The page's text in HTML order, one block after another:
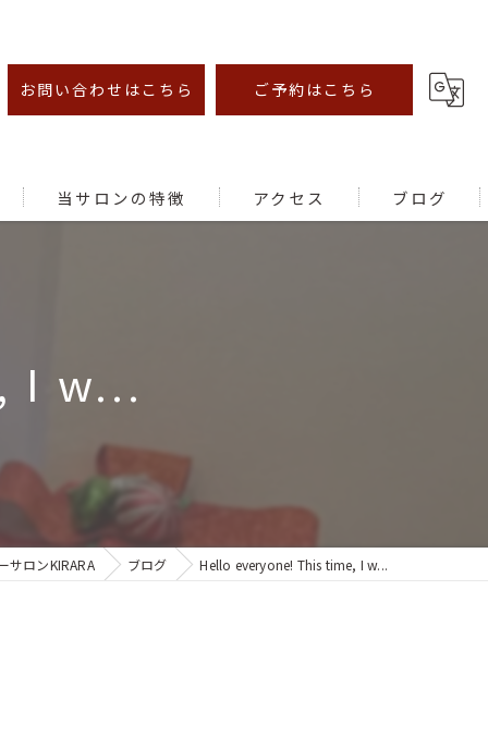
お問い合わせはこちら ご予約はこちら
当サロンの特徴 アクセス ブログ
I w...
サロンKIRARA ブログ Hello everyone! This time, I w...